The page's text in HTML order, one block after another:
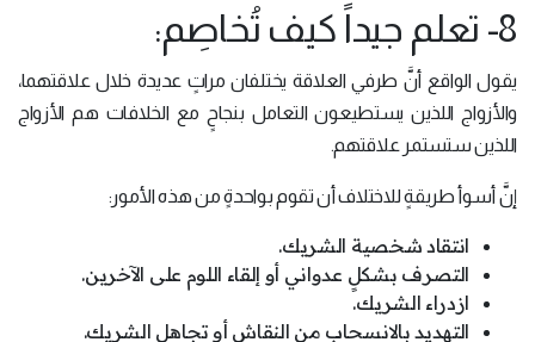
8- تعلم جيداً كيف تُخاصِم:
يقول الواقع أنَّ طرفي العلاقة يختلفان مراتٍ عديدة خلال علاقتهما،
والأزواج اللذين يستطيعون التعامل بنجاحٍ مع الخلافات هم الأزواج
اللذين ستستمر علاقتهم.
إنَّ أسوأ طريقةٍ للاختلاف أن تقوم بواحدةٍ من هذه الأمور:
انتقاد شخصية الشريك.
التصرف بشكلٍ عدواني أو إلقاء اللوم على الآخرين.
ازدراء الشريك.
التهديد بالانسحاب من النقاش أو تجاهل الشريك.